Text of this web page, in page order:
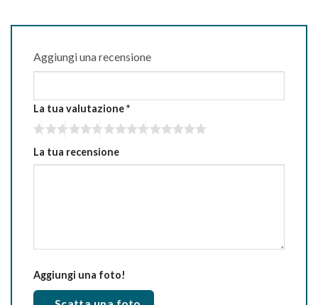
Aggiungi una recensione
La tua valutazione*
La tua recensione
Aggiungi una foto!